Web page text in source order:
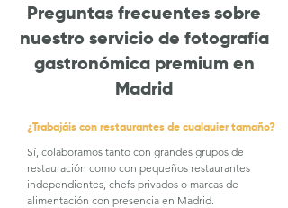
Preguntas frecuentes sobre
nuestro servicio de fotografía
gastronómica premium en
Madrid
¿Trabajáis con restaurantes de cualquier tamaño?
Sí, colaboramos tanto con grandes grupos de
restauración como con pequeños restaurantes
independientes, chefs privados o marcas de
alimentación con presencia en Madrid.